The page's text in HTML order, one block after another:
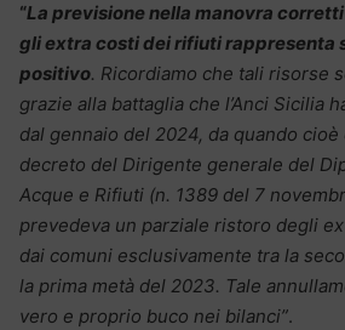
“La previsione nella manovra
gli extra costi dei rifiuti rappresenta
positivo. Ricordiamo che tali risorse
grazie alla battaglia che l’Anci Sicilia
dal gennaio del 2024, da quando
decreto del Dirigente generale del
Acque e Rifiuti (n. 1389 del 7
prevedeva un parziale ristoro degli
dai comuni esclusivamente tra la
la prima metà del 2023. Tale
vero e proprio buco nei bilanci”.